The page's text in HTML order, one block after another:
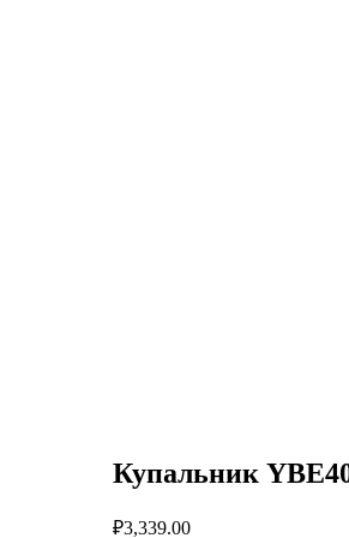
Купальник
₽3,339.00